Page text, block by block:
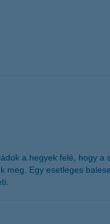
a hegyek felé, hogy
Egy esetleges